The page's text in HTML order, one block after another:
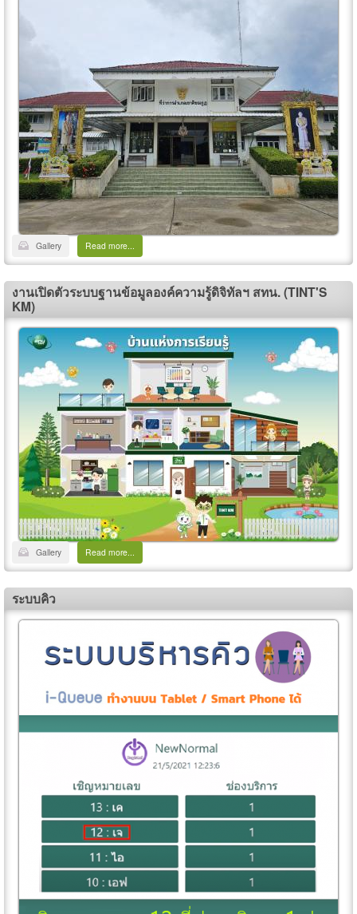
Gallery Read more...
งานเปิดตัวระบบฐานข้อมูลองค์ความรู้ดิจิทัลฯ สทน. (TINT'S
KM)
Gallery Read more...
ระบบคิว